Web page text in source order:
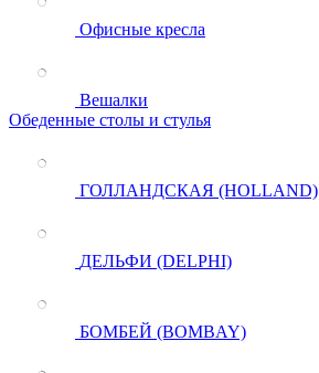
Офисные кресла
Вешалки
Обеденные столы и стулья
ГОЛЛАНДСКАЯ (HOLLAND)
ДЕЛЬФИ (DELPHI)
БОМБЕЙ (BOMBAY)